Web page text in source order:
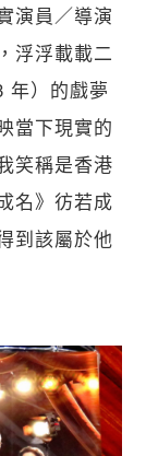
演員／導演
浮浮載載二
年）的戲夢
當下現實的
笑稱是香港
名》彷若成
到該屬於他